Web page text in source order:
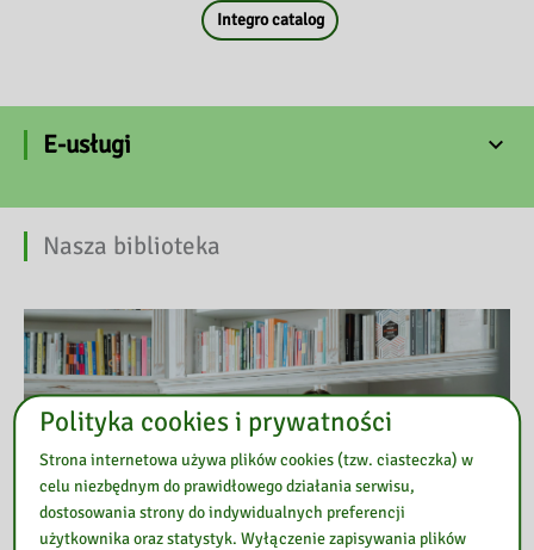
Integro catalog
E-usługi
Nasza biblioteka
Polityka cookies i prywatności
Strona internetowa używa plików cookies (tzw. ciasteczka) w
celu niezbędnym do prawidłowego działania serwisu,
dostosowania strony do indywidualnych preferencji
użytkownika oraz statystyk. Wyłączenie zapisywania plików